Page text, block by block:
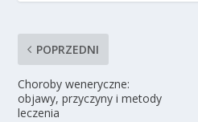
POPRZEDNI
Choroby weneryczne:
objawy, przyczyny i metody
leczenia